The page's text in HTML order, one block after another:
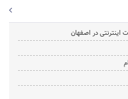
در اصفهان